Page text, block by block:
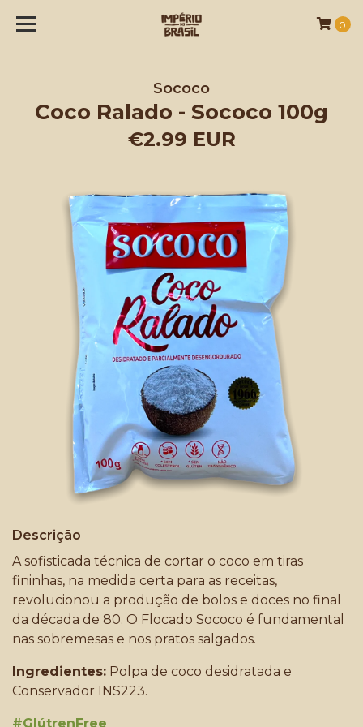
0
Sococo
Coco Ralado - Sococo 100g
€2.99 EUR
Descrição
A sofisticada técnica de cortar o coco em tiras
fininhas, na medida certa para as receitas,
revolucionou a produção de bolos e doces no final
da década de 80. O Flocado Sococo é fundamental
nas sobremesas e nos pratos salgados.
Ingredientes: Polpa de coco desidratada e
Conservador INS223.
#GlútrenFree